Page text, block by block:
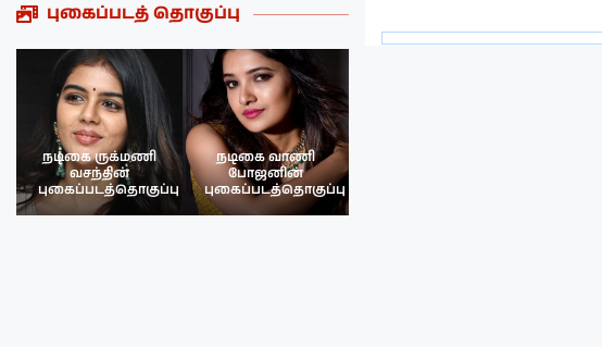
புகைப்படத் தொகுப்பு
நடிகை ருக்மணி
வசந்தின்
புகைப்படத்தொகுப்பு
நடிகை வாணி
போஜனின்
புகைப்படத்தொகுப்பு